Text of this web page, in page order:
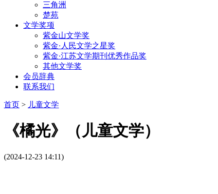
三角洲
楚苑
文学奖项
紫金山文学奖
紫金·人民文学之星奖
紫金·江苏文学期刊优秀作品奖
其他文学奖
会员辞典
联系我们
首页 > 儿童文学
《橘光》（儿童文学）
(2024-12-23 14:11)